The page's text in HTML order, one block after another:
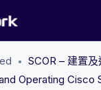
​SCOR – 建置
Operating Cisco